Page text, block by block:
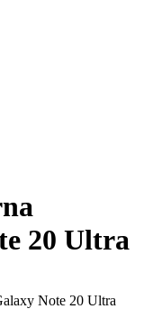
20 Ultra
Note 20 Ultra